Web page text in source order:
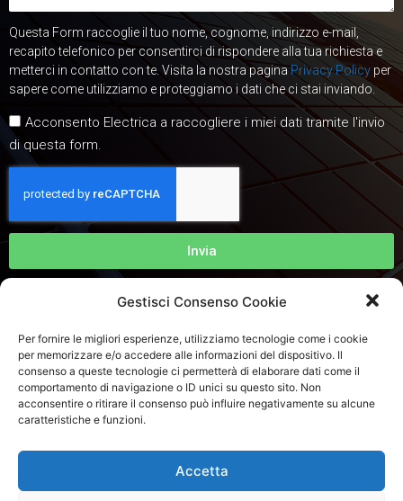
Gestisci Consenso Cookie
Per fornire le migliori esperienze, utilizziamo tecnologie come i cookie
per memorizzare e/o accedere alle informazioni del dispositivo. Il
consenso a queste tecnologie ci permetterà di elaborare dati come il
comportamento di navigazione o ID unici su questo sito. Non
acconsentire o ritirare il consenso può influire negativamente su alcune
caratteristiche e funzioni.
Accetta
Questa Form raccoglie il tuo nome, cognome, indirizzo e-mail,
recapito telefonico per consentirci di rispondere alla tua richiesta e
metterci in contatto con te. Visita la nostra paginaPrivacy Policy per
sapere come utilizziamo e proteggiamo i dati che ci stai inviando.
Acconsento Electrica a raccogliere i miei dati tramite l'invio
di questa form.
Invia